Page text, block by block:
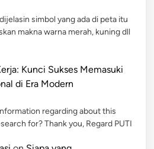
simbol yang ada di peta itu
makna warna merah, kuning dll
Kunci Sukses Memasuki
di Era Modern
regarding about this
for? Thank you, Regard PUTI